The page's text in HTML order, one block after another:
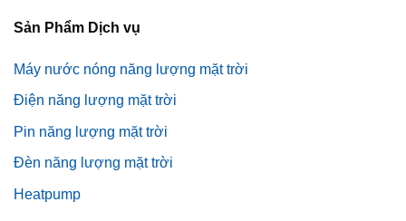
Sản Phẩm Dịch vụ
Máy nước nóng năng lượng mặt trời
Điện năng lượng mặt trời
Pin năng lượng mặt trời
Đèn năng lượng mặt trời
Heatpump